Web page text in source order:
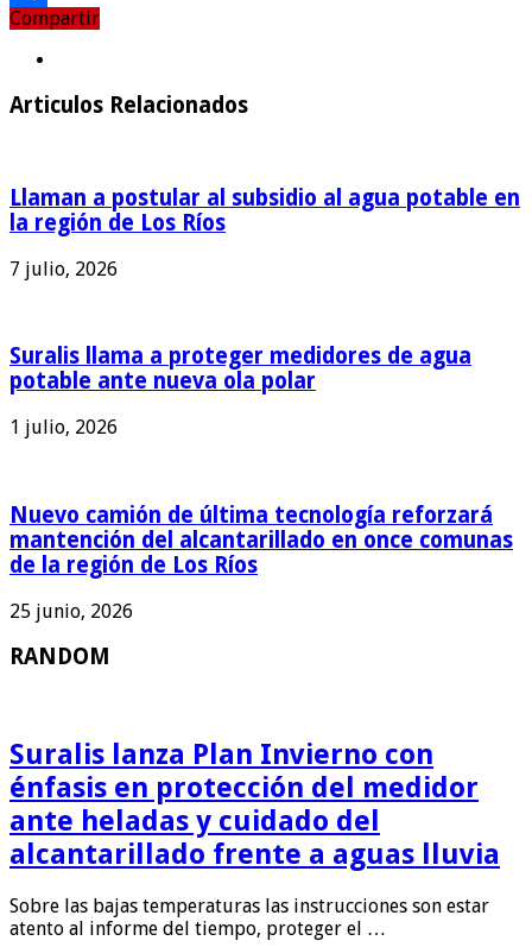
Compartir
Compartir
Articulos Relacionados
Llaman a postular al subsidio al agua potable en
la región de Los Ríos
7 julio, 2026
Suralis llama a proteger medidores de agua
potable ante nueva ola polar
1 julio, 2026
Nuevo camión de última tecnología reforzará
mantención del alcantarillado en once comunas
de la región de Los Ríos
25 junio, 2026
RANDOM
Suralis lanza Plan Invierno con
énfasis en protección del medidor
ante heladas y cuidado del
alcantarillado frente a aguas lluvia
Sobre las bajas temperaturas las instrucciones son estar
atento al informe del tiempo, proteger el …